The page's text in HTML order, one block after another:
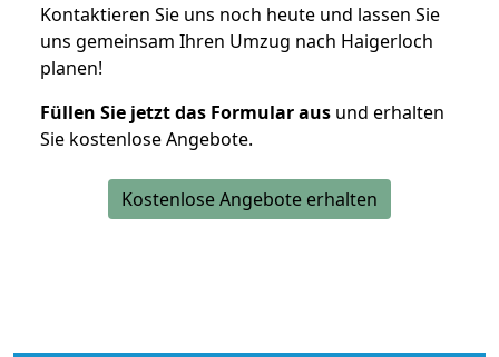
Kontaktieren Sie uns noch heute und lassen Sie
uns gemeinsam Ihren Umzug nach Haigerloch
planen!
Füllen Sie jetzt das Formular aus und erhalten
Sie kostenlose Angebote.
Kostenlose Angebote erhalten